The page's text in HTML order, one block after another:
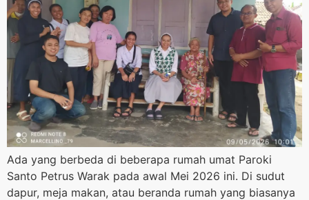
Ada yang berbeda di beberapa rumah umat Paroki
Santo Petrus Warak pada awal Mei 2026 ini. Di sudut
dapur, meja makan, atau beranda rumah yang biasanya